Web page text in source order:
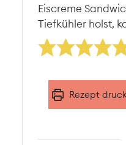
Eiscreme
Tiefkühler holst,
Rezept